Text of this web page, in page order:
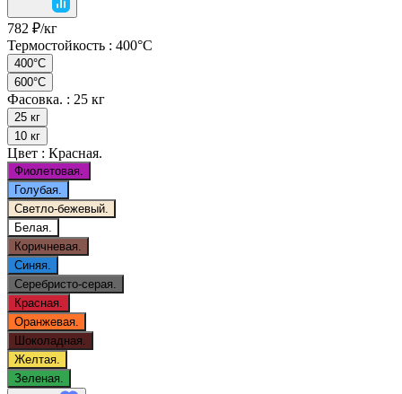
782 ₽/кг
Термостойкость : 400°C
400°C
600°C
Фасовка. : 25 кг
25 кг
10 кг
Цвет : Красная.
Фиолетовая.
Голубая.
Светло-бежевый.
Белая.
Коричневая.
Синяя.
Серебристо-серая.
Красная.
Оранжевая.
Шоколадная.
Желтая.
Зеленая.